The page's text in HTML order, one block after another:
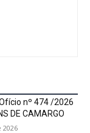
nº 474 /2026
DE CAMARGO
2026